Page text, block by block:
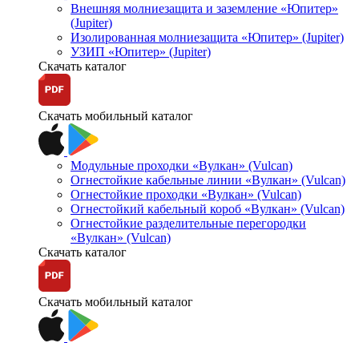
Внешняя молниезащита и заземление «Юпитер»
(Jupiter)
Изолированная молниезащита «Юпитер» (Jupiter)
УЗИП «Юпитер» (Jupiter)
Скачать каталог
Скачать мобильный каталог
Модульные проходки «Вулкан» (Vulcan)
Огнестойкие кабельные линии «Вулкан» (Vulcan)
Огнестойкие проходки «Вулкан» (Vulcan)
Огнестойкий кабельный короб «Вулкан» (Vulcan)
Огнестойкие разделительные перегородки
«Вулкан» (Vulcan)
Скачать каталог
Скачать мобильный каталог